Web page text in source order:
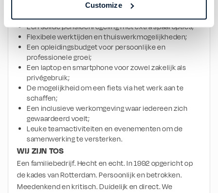
Customize
Een 13e maand als beloning voor jouw inzet;
25 vakantiedagen per jaar;
Een solide pensioenregeling met extra spaaropties;
Flexibele werktijden en thuiswerkmogelijkheden;
Een opleidingsbudget voor persoonlijke en
professionele groei;
Een laptop en smartphone voor zowel zakelijk als
privégebruik;
De mogelijkheid om een fiets via het werk aan te
schaffen;
Een inclusieve werkomgeving waar iedereen zich
gewaardeerd voelt;
Leuke teamactiviteiten en evenementen om de
samenwerking te versterken.
WIJ ZIJN TOS
Een familiebedrijf. Hecht en echt. In 1992 opgericht op
de kades van Rotterdam. Persoonlijk en betrokken.
Meedenkend en kritisch. Duidelijk en direct. We